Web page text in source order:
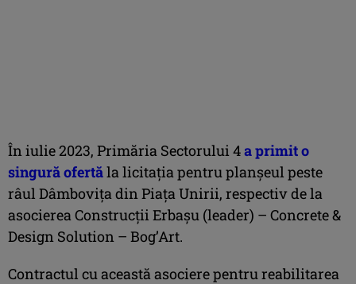
În iulie 2023, Primăria Sectorului 4a primit o
singură ofertăla licitația pentru planșeul peste
râul Dâmbovița din Piața Unirii, respectiv de la
asocierea Construcții Erbașu (leader) – Concrete &
Design Solution – Bog’Art.
Contractul cu această asociere pentru reabilitarea